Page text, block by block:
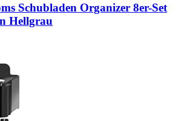
Schubladen Organizer 8er-Set
Hellgrau